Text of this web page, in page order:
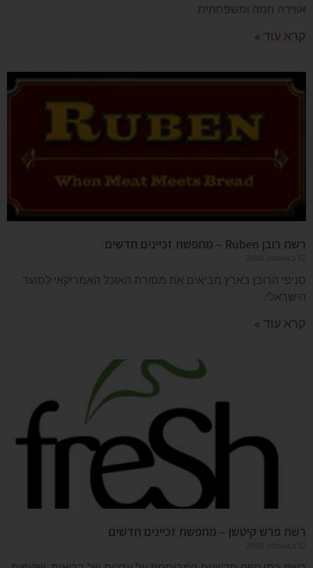
אווירה חמה ומשפחתית
קרא עוד »
רשת רובן Ruben – מחפשת זכיינים חדשים
סניפי הרובן בארץ מביאים את מסורת האוכל האמריקאי לסועד
הישראלי.
קרא עוד »
רשת פרש קיטשן – מחפשת זכיינים חדשים